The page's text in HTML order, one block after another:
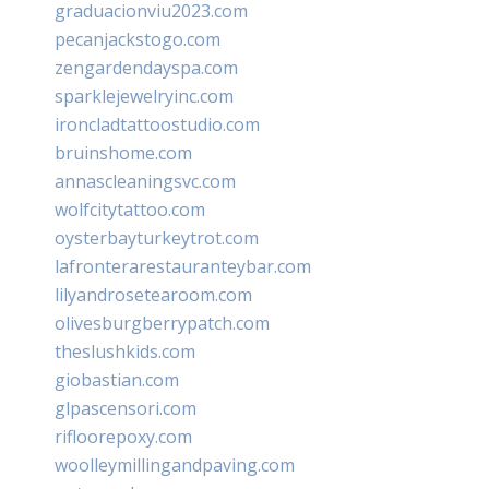
graduacionviu2023.com
pecanjackstogo.com
zengardendayspa.com
sparklejewelryinc.com
ironcladtattoostudio.com
bruinshome.com
annascleaningsvc.com
wolfcitytattoo.com
oysterbayturkeytrot.com
lafronterarestauranteybar.com
lilyandrosetearoom.com
olivesburgberrypatch.com
theslushkids.com
giobastian.com
glpascensori.com
rifloorepoxy.com
woolleymillingandpaving.com